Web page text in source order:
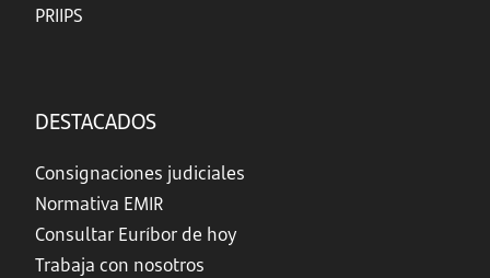
PRIIPS
DESTACADOS
Consignaciones judiciales
Normativa EMIR
Consultar Euríbor de hoy
Trabaja con nosotros